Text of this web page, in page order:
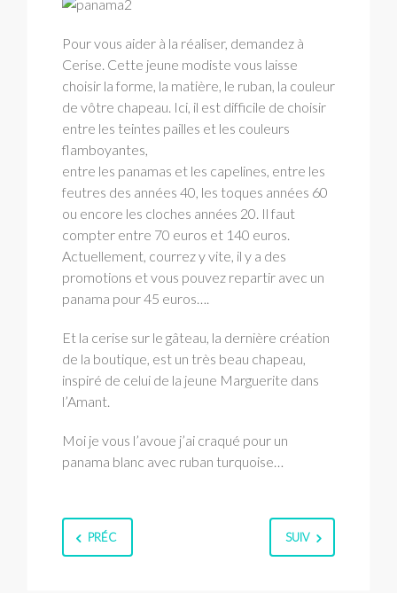
Pour vous aider à la réaliser, demandez à
Cerise. Cette jeune modiste vous laisse
choisir la forme, la matière, le ruban, la couleur
de vôtre chapeau. Ici, il est difficile de choisir
entre les teintes pailles et les couleurs
flamboyantes,
entre les panamas et les capelines, entre les
feutres des années 40, les toques années 60
ou encore les cloches années 20. Il faut
compter entre 70 euros et 140 euros.
Actuellement, courrez y vite, il y a des
promotions et vous pouvez repartir avec un
panama pour 45 euros….
Et la cerise sur le gâteau, la dernière création
de la boutique, est un très beau chapeau,
inspiré de celui de la jeune Marguerite dans
l’Amant.
Moi je vous l’avoue j’ai craqué pour un
panama blanc avec ruban turquoise…
PRÉC SUIV